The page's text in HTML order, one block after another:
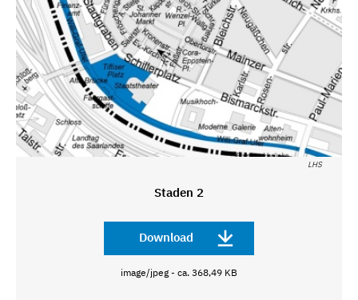
LHS
Staden 2
Download
image/jpeg - ca. 368,49 KB